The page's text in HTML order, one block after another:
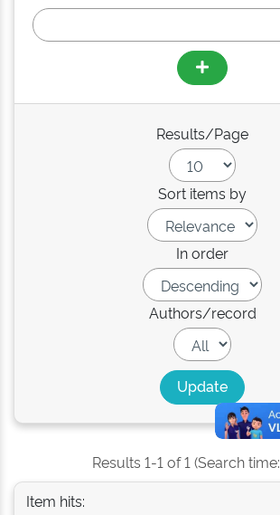
Results/Page
Sort items by
In order
Authors/record
Results 1-1 of 1 (Search
Item hits: